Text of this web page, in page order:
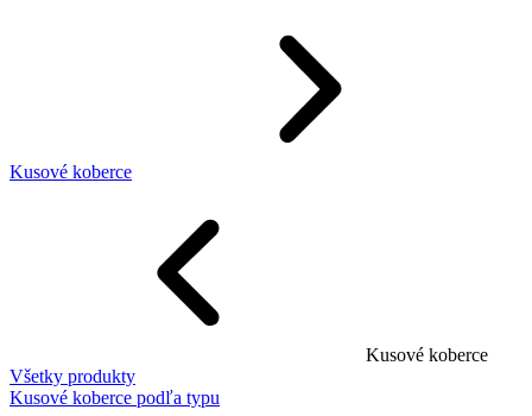
Kusové koberce
Kusové koberce
Všetky produkty
Kusové koberce podľa typu